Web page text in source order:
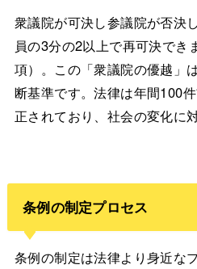
衆議院が可決し参議院が否決
員の3分の2以上で再可決でき
項）。この「衆議院の優越」
断基準です。法律は年間100
正されており、社会の変化に
条例の制定プロセス
条例の制定は法律より身近な